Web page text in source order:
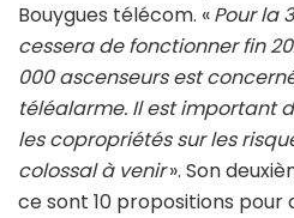
Bouygues télécom. «Pour la
cessera de fonctionner fin
000 ascenseurs est
téléalarme. Il est important
les copropriétés sur les
colossal à venir». Son
ce sont 10 propositions pour